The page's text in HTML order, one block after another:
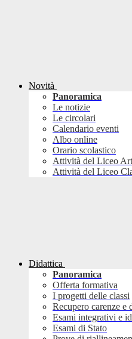
Novità
Panoramica
Le notizie
Le circolari
Calendario eventi
Albo online
Orario scolastico
Attività del Liceo
Attività del Liceo
Didattica
Panoramica
Offerta formativa
I progetti delle classi
Recupero carenze e
Esami integrativi e
Esami di Stato